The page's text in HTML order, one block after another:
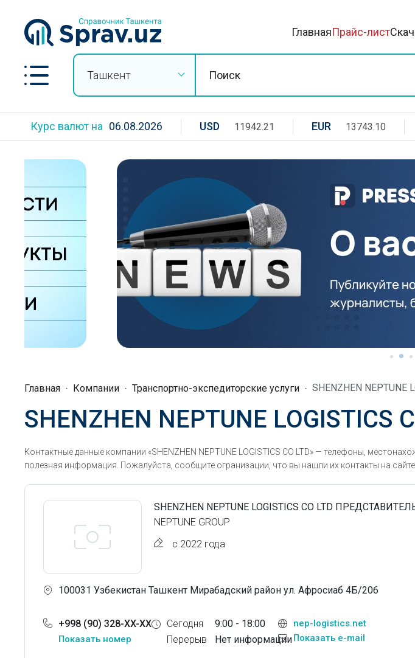
ГлавнаяПрайс-лист
Ташкент
Курс валют на 06.08.2026 USD 11942.21 EUR 13743.10
Главная Компании Транспортно-экспедиторские услуги SHENZHEN NEPTUNE
SHENZHEN NEPTUNE LOGISTICS
Контактные данные компании «SHENZHEN NEPTUNE LOGISTICS CO LTD» — телефоны,
полезная информация. Пожалуйста, сообщите огранизации, что вы нашли их контакты на
SHENZHEN NEPTUNE LOGISTICS CO LTD
NEPTUNE GROUP
с 2022 года
100031 Узбекистан Ташкент Мирабадский район ул. Афросиаб 4Б/206
+998 (90) 328-XX-XX
Показать номер
Сегодня
Перерыв
9:00 - 18:00
Нет информации
nep-logistics.net
Показать e-mail